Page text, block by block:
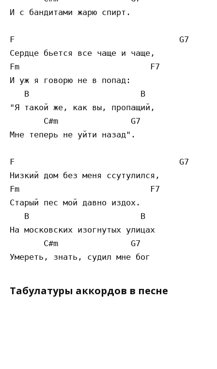
И с бандитами жарю спирт.
F                                  G7
Сердце бьется все чаще и чаще,
Fm                           F7
И уж я говорю не в попад:
   B                       B
"Я такой же, как вы, пропащий,
       C#m               G7
Мне теперь не уйти назад".
F                                  G7
Низкий дом без меня ссутулился,
Fm                           F7
Старый пес мой давно издох.
   B                       B
На московских изогнутых улицах
       C#m               G7
Табулатуры аккордов в песне